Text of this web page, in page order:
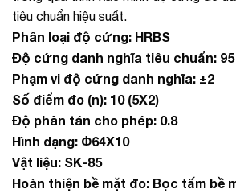
tiêu chuẩn hiệu suất.
Phân loại độ cứng: HRBS
Độ cứng danh nghĩa tiêu chuẩn: 95
Phạm vi độ cứng danh nghĩa: ±2
Số điểm đo (n): 10 (5X2)
Độ phân tán cho phép: 0.8
Hình dạng: Φ64X10
Vật liệu: SK-85
Hoàn thiện bề mặt đo: Bọc tấm bề